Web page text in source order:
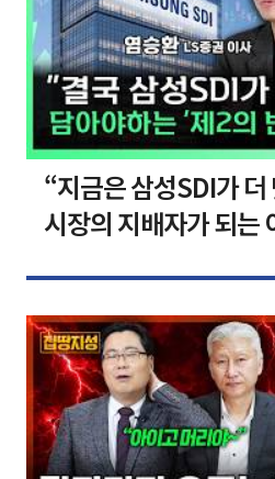
“지금은 삼성SDI가
시장의 지배자가 되는